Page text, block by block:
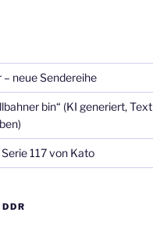
– neue Sendereihe
bin“ (KI generiert, Text
117 von Kato